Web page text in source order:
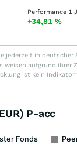
Performance 1 J
+34,81 %
jederzeit in deutscher
weisen aufgrund ihrer
ist kein
P-acc
Fonds